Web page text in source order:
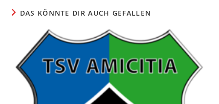
DAS KÖNNTE DIR AUCH GEFALLEN